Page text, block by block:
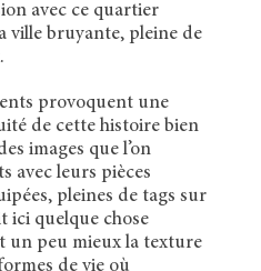
avec ce quartier
ville bruyante, pleine de
provoquent une
de cette histoire bien
images que l’on
avec leurs pièces
pleines de tags sur
quelque chose
un peu mieux la texture